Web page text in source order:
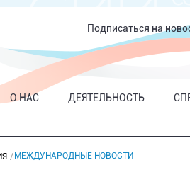
Подписаться на
О НАС ДЕЯТЕЛЬНОСТЬ
МЕЖДУНАРОДНЫЕ НОВОСТИ